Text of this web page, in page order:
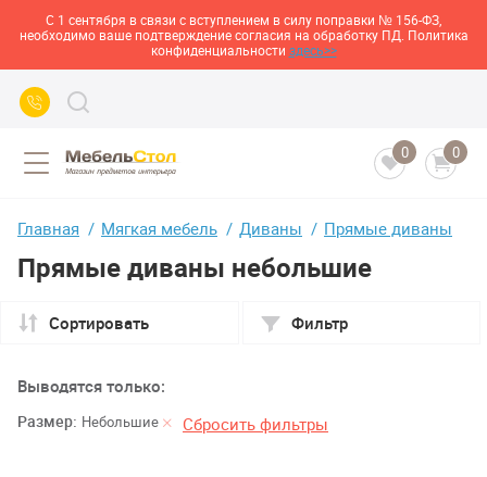
С 1 сентября в связи с вступлением в силу поправки № 156-ФЗ,
необходимо ваше подтверждение согласия на обработку ПД. Политика
конфиденциальности здесь>>
0 0
Главная Мягкая мебель Диваны Прямые диваны
Прямые диваны небольшие
Сортировать Фильтр
Выводятся только:
Размер: Небольшие Сбросить фильтры